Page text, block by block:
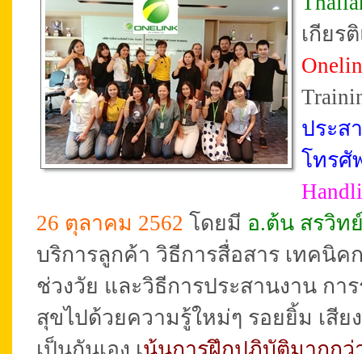
เกียร
ประส
โทรศั
26 ตุลาคม 2562 โดยมี อ.ต้น สรวิท
บริการลูกค้า วิธีการสื่อสาร เทคนิ
ช่วงวัย และวิธีการประสานงาน กา
สุขไปด้วยความรู้ใหม่ๆ รอยยิ้ม เสี
เป็นกันเอง เน้นการฝึกปฎิบัติมากก